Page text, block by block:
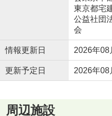
東京都宅
公益社団
会
情報更新日 2026年08
更新予定日 2026年08
周辺施設